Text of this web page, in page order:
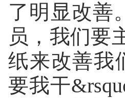
了明显改善
员，我们要
纸来改善我
要我干